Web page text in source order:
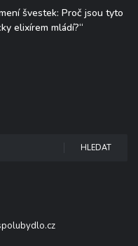
švestek: Proč jsou tyto
elixírem mládí?“
HLEDAT